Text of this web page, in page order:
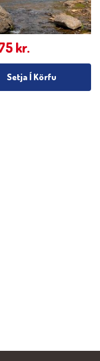
kr.
Setja Í Körfu